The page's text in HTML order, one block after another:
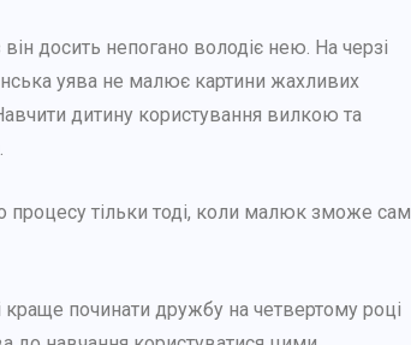
досить непогано володіє нею. На черзі
уява не малює картини жахливих
дитину користування вилкою та
процесу тільки тоді, коли малюк зможе сам
починати дружбу на четвертому році